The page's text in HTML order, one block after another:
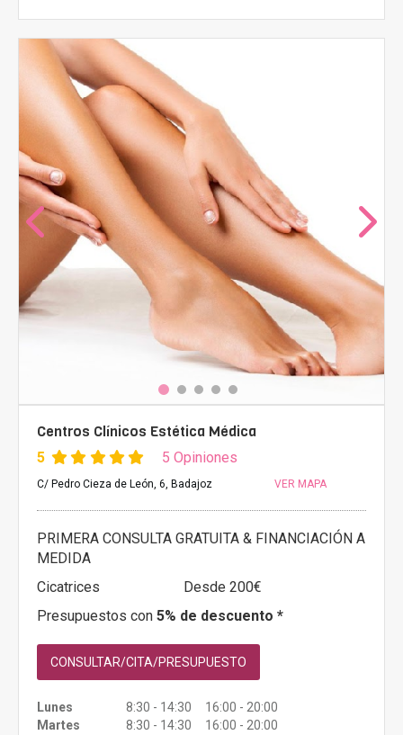
Centros Clínicos Estética Médica
5 5 Opiniones
C/ Pedro Cieza de León, 6, Badajoz VER MAPA
PRIMERA CONSULTA GRATUITA & FINANCIACIÓN A
MEDIDA
Cicatrices
Desde 200€
Presupuestos con 5% de descuento *
CONSULTAR/CITA/PRESUPUESTO
Lunes
8:30 - 14:30 16:00 - 20:00
Martes
8:30 - 14:30 16:00 - 20:00